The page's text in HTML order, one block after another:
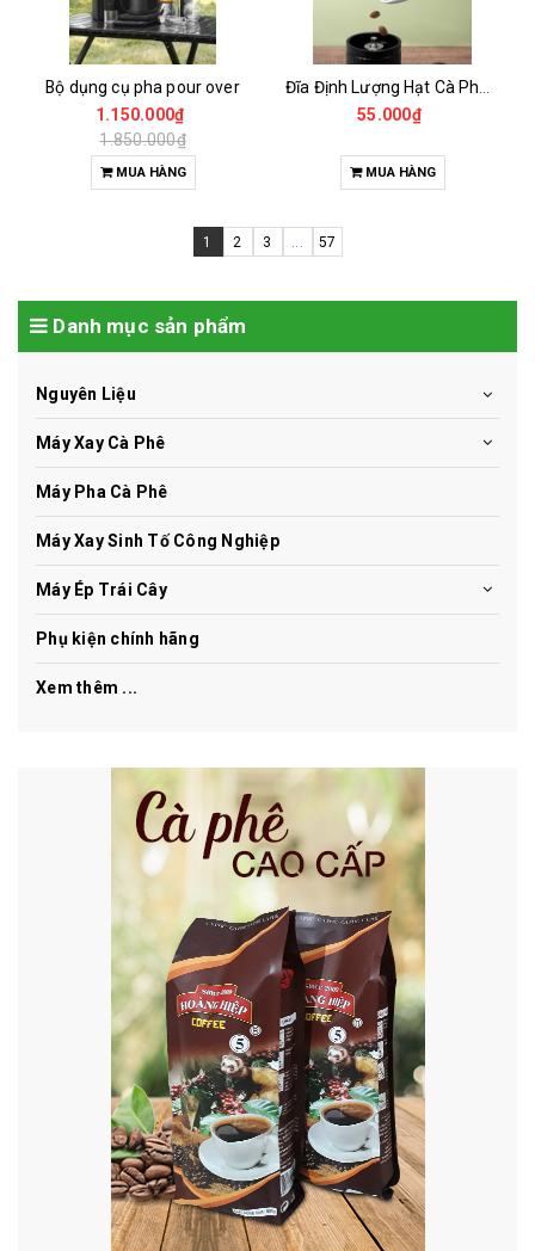
Bộ dụng cụ pha pour over
1.150.000₫
1.850.000₫
MUA HÀNG
55.000₫
MUA HÀNG
1 2 3 ... 57
Danh mục sản phẩm
Nguyên Liệu
Máy Xay Cà Phê
Máy Pha Cà Phê
Máy Xay Sinh Tố Công Nghiệp
Máy Ép Trái Cây
Phụ kiện chính hãng
Xem thêm ...